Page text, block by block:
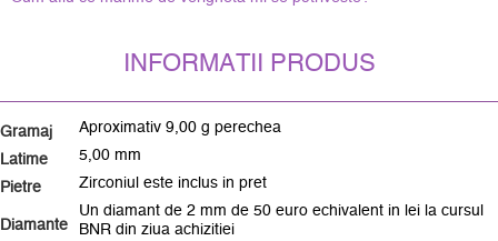
INFORMATII PRODUS
Gramaj Aproximativ 9,00 g perechea
Latime 5,00 mm
Pietre Zirconiul este inclus in pret
Diamante
Un diamant de 2 mm de 50 euro echivalent in lei la cursul
BNR din ziua achizitiei